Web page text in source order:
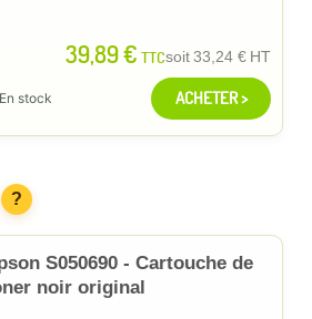
39,89 € TTCsoit33,24 € HT
En stock ACHETER >
?
S050690 - Cartouche de
noir original